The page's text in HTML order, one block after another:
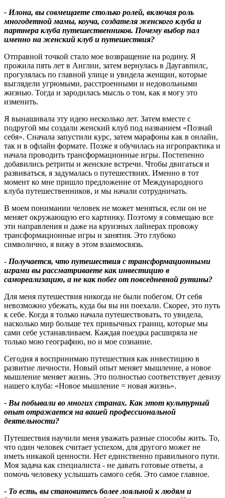
- Илона, вы совмещаете столько ролей, включая роль
многодетной мамы, коуча, создателя женского клуба и
партнера клуба путешественников. Почему выбор пал
именно на женский клуб и путешествия?
Отправной точкой стало мое возвращение на родину. Я
прожила пять лет в Англии, затем вернулась в Даугавпилс,
прогулялась по главной улице и увидела женщин, которые
выглядели угрюмыми, расстроенными и недовольными
жизнью. Тогда и зародилась мысль о том, как я могу это
изменить.
Я вынашивала эту идею несколько лет. Затем вместе с
подругой мы создали женский клуб под названием «Познай
себя». Сначала запустили курс, затем марафоны как в онлайн,
так и в офлайн формате. Позже я обучилась на игропрактика и
начала проводить трансформационные игры. Постепенно
добавились ретриты и женские встречи. Чтобы двигаться и
развиваться, я задумалась о путешествиях. Именно в тот
момент ко мне пришло предложение от Международного
клуба путешественников, и мы начали сотрудничать.
В моем понимании человек не может меняться, если он не
меняет окружающую его картинку. Поэтому я совмещаю все
эти направления и даже на круизных лайнерах провожу
трансформационные игры и занятия. Это глубоко
символично, я вижу в этом взаимосвязь.
- Получается, что путешествия с трансформационными
играми вы рассматриваете как инвестицию в
самореализацию, а не как побег от повседневной рутины?
Для меня путешествия никогда не были побегом. От себя
невозможно убежать, куда бы вы ни поехали. Скорее, это путь
к себе. Когда я только начала путешествовать, то увидела,
насколько мир больше тех привычных границ, которые мы
сами себе устанавливаем. Каждая поездка расширяла не
только мою географию, но и мое сознание.
Сегодня я воспринимаю путешествия как инвестицию в
развитие личности. Новый опыт меняет мышление, а новое
мышление меняет жизнь. Это полностью соответствует девизу
нашего клуба: «Новое мышление = новая жизнь».
- Вы побывали во многих странах. Как этот культурный
опыт отражается на вашей профессиональной
деятельности?
Путешествия научили меня уважать разные способы жить. То,
что один человек считает успехом, для другого может не
иметь никакой ценности. Нет единственно правильного пути.
Моя задача как специалиста - не давать готовые ответы, а
помочь человеку услышать самого себя. Это самое главное.
- То есть, вы становитесь более лояльной к людям и